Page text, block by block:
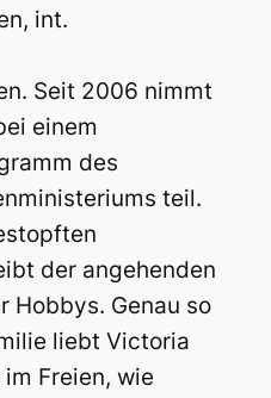
int.
Seit 2006 nimmt
einem
des
teil.
der angehenden
Hobbys. Genau so
liebt Victoria
Freien, wie